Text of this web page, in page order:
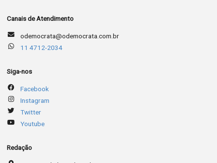
Canais de Atendimento
odemocrata@odemocrata.com.br
11 4712-2034
Siga-nos
Facebook
Instagram
Twitter
Youtube
Redação